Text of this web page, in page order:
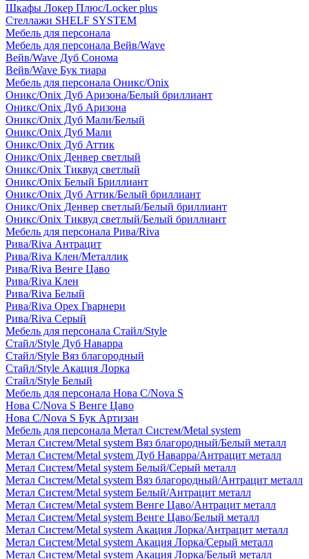
Шкафы Локер Плюс/Locker plus
Стеллажи SHELF SYSTEM
Мебель для персонала
Мебель для персонала Вейв/Wave
Вейв/Wave Дуб Сонома
Вейв/Wave Бук тиара
Мебель для персонала Оникс/Onix
Оникс/Onix Дуб Аризона/Белый бриллиант
Оникс/Onix Дуб Аризона
Оникс/Onix Дуб Мали/Белый
Оникс/Onix Дуб Мали
Оникс/Onix Дуб Аттик
Оникс/Onix Денвер светлый
Оникс/Onix Тиквуд светлый
Оникс/Onix Белый Бриллиант
Оникс/Onix Дуб Аттик/Белый бриллиант
Оникс/Onix Денвер светлый/Белый бриллиант
Оникс/Onix Тиквуд светлый/Белый бриллиант
Мебель для персонала Рива/Riva
Рива/Riva Антрацит
Рива/Riva Клен/Металлик
Рива/Riva Венге Цаво
Рива/Riva Клен
Рива/Riva Белый
Рива/Riva Орех Гварнери
Рива/Riva Серый
Мебель для персонала Стайл/Style
Стайл/Style Дуб Наварра
Стайл/Style Вяз благородный
Стайл/Style Акация Лорка
Стайл/Style Белый
Мебель для персонала Нова С/Nova S
Нова С/Nova S Венге Цаво
Нова С/Nova S Бук Артизан
Мебель для персонала Метал Систем/Metal system
Метал Систем/Metal system Вяз благородный/Белый металл
Метал Систем/Metal system Дуб Наварра/Антрацит металл
Метал Систем/Metal system Белый/Серый металл
Метал Систем/Metal system Вяз благородный/Антрацит металл
Метал Систем/Metal system Белый/Антрацит металл
Метал Систем/Metal system Венге Цаво/Антрацит металл
Метал Систем/Metal system Венге Цаво/Белый металл
Метал Систем/Metal system Акация Лорка/Антрацит металл
Метал Систем/Metal system Акация Лорка/Серый металл
Метал Систем/Metal system Акация Лорка/Белый металл